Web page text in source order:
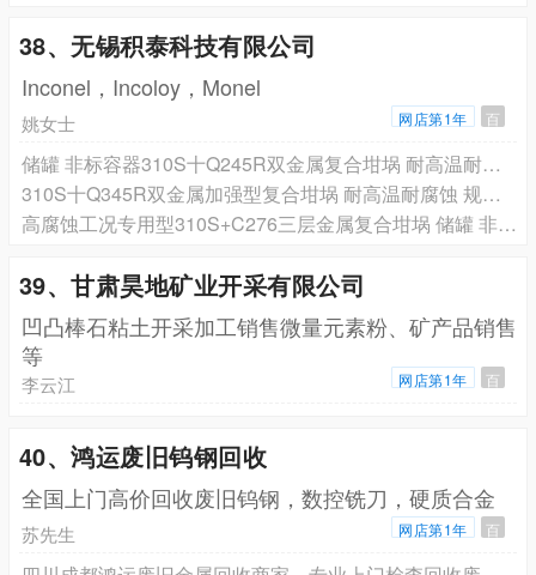
38、无锡积泰科技有限公司
Inconel，Incoloy，Monel
姚女士 网店第1年 百
储罐 非标容器310S十Q245R双金属复合坩埚 耐高温耐腐蚀 规格全可定制
310S十Q345R双金属加强型复合坩埚 耐高温耐腐蚀 规格全可定制储罐 非标容器
高腐蚀工况专用型310S+C276三层金属复合坩埚 储罐 非标定制容器
39、甘肃昊地矿业开采有限公司
凹凸棒石粘土开采加工销售微量元素粉、矿产品销售
等
李云江 网店第1年 百
40、鸿运废旧钨钢回收
全国上门高价回收废旧钨钢，数控铣刀，硬质合金
苏先生 网店第1年 百